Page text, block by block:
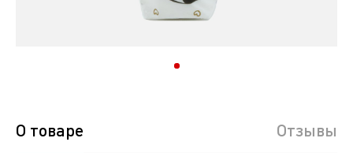
О товаре Отзывы